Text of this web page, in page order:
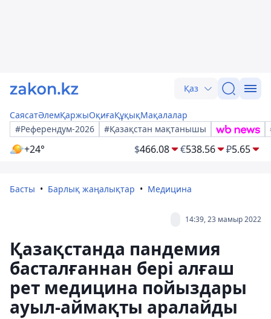
Қаз
СаясатӘлемҚаржыОқиғаҚұқықМақалалар
#Референдум-2026
#Қазақстан мақтанышы
+24° $466.08 €538.56 ₽5.65
Басты Барлық жаңалықтар Медицина
14:39, 23 мамыр 2022
Қазақстанда пандемия
басталғаннан бері алғаш
рет медицина пойыздары
ауыл-аймақты аралайды